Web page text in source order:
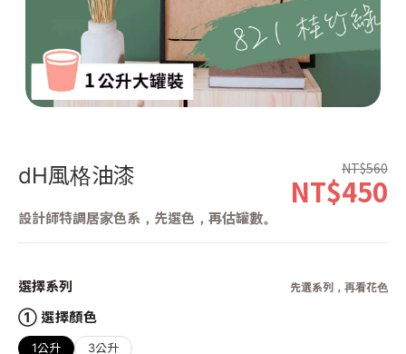
dH風格油漆
設計師特調居家色系，先選色，再估罐數。
NT$560
NT$450
選擇系列 先選系列，再看花色
① 選擇顏色
1公升 3公升